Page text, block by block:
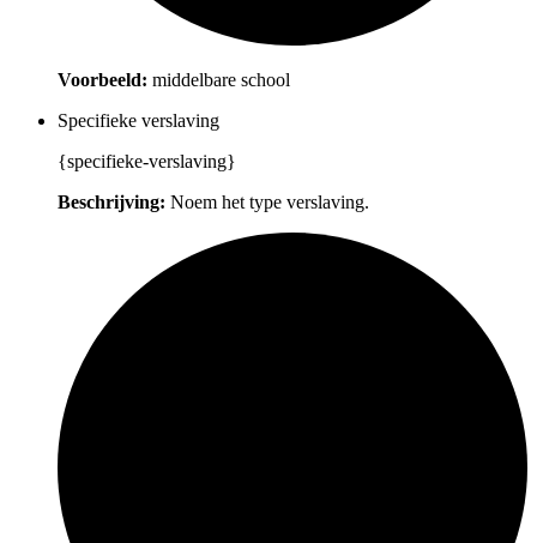
Voorbeeld: middelbare school
Specifieke verslaving
{specifieke-verslaving}
Beschrijving: Noem het type verslaving.